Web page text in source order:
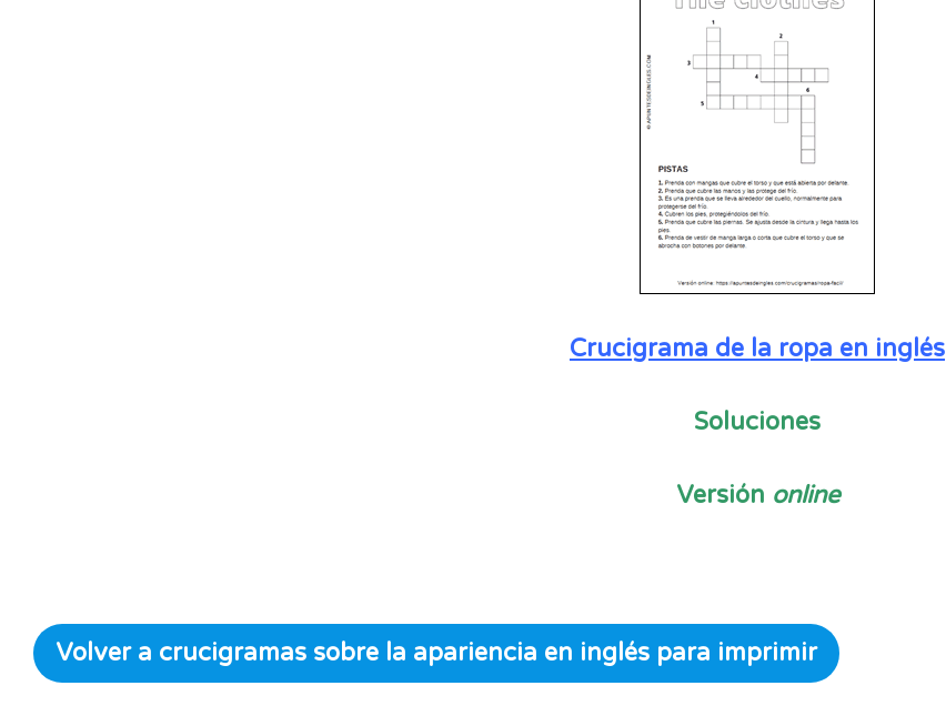
Crucigrama de la ropa en inglés
Soluciones
Versión online
Volver a crucigramas sobre la apariencia en inglés para imprimir